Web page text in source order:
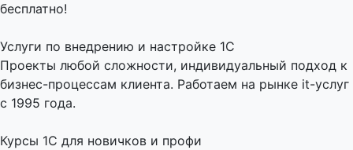
бесплатно!
Услуги по внедрению и настройке 1С
Проекты любой сложности, индивидуальный подход к
бизнес-процессам клиента. Работаем на рынке it-услуг
с 1995 года.
Курсы 1С для новичков и профи